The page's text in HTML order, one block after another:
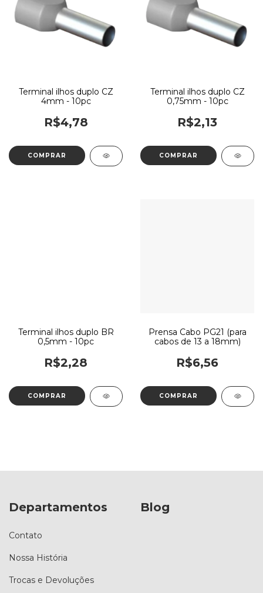
Terminal ilhos duplo CZ
4mm - 10pc
R$4,78
Terminal ilhos duplo CZ
0,75mm - 10pc
R$2,13
Terminal ilhos duplo BR
0,5mm - 10pc
R$2,28
Prensa Cabo PG21 (para
cabos de 13 a 18mm)
R$6,56
Departamentos
Contato
Nossa História
Trocas e Devoluções
Blog